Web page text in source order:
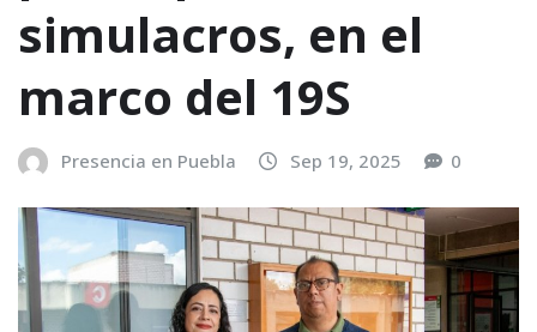
simulacros, en el
marco del 19S
Presencia en Puebla Sep 19, 2025 0